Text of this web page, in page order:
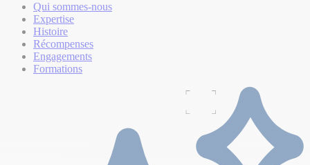
Qui sommes-nous
Expertise
Histoire
Récompenses
Engagements
Formations